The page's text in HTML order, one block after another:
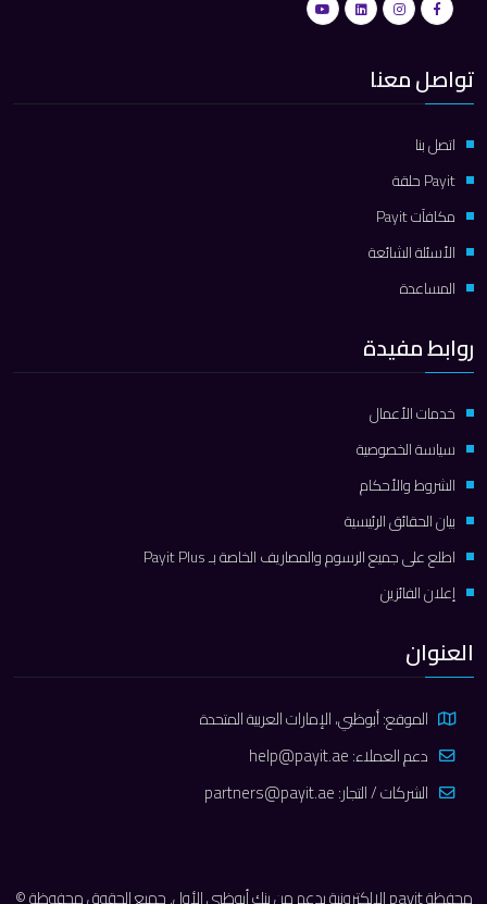
تواصل معنا
اتصل بنا
Payit حلقة
مكافآت Payit
الأسئلة الشائعة
المساعدة
روابط مفيدة
خدمات الأعمال
سياسة الخصوصية
الشروط والأحكام
بيان الحقائق الرئيسية
اطلع على جميع الرسوم والمصاريف الخاصة بـ Payit Plus
إعلان الفائزين
العنوان
الموقع: أبوظبي، الإمارات العربية المتحدة
دعم العملاء:help@payit.ae
الشركات / التجار:partners@payit.ae